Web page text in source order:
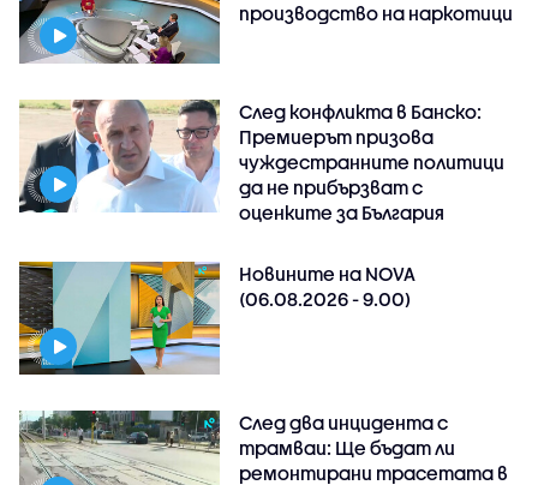
производство на наркотици
След конфликта в Банско:
Премиерът призова
чуждестранните политици
да не прибързват с
оценките за България
Новините на NOVA
(06.08.2026 - 9.00)
След два инцидента с
трамваи: Ще бъдат ли
ремонтирани трасетата в